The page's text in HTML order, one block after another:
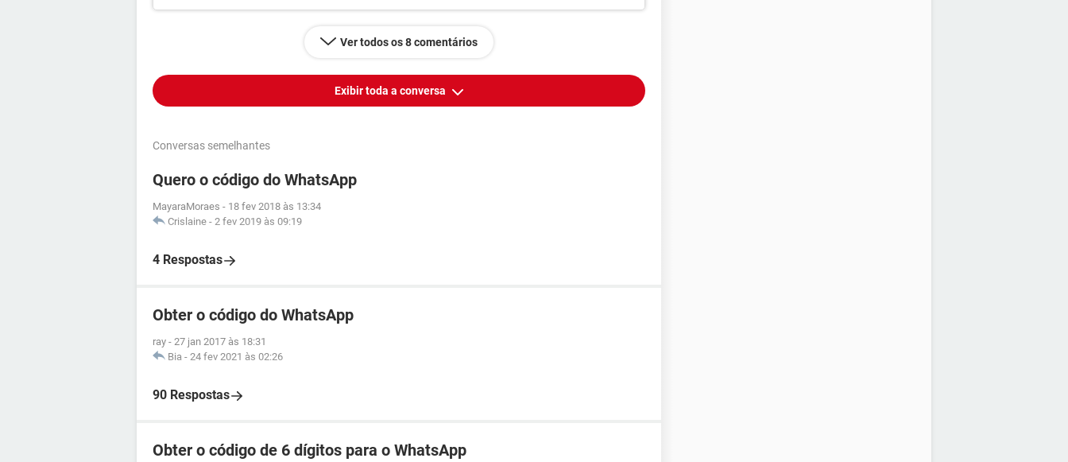
Ver todos os 8 comentários
Exibir toda a conversa
Conversas semelhantes
Quero o código do WhatsApp
MayaraMoraes - 18 fev 2018 às 13:34
Crislaine - 2 fev 2019 às 09:19
4 Respostas
Obter o código do WhatsApp
ray - 27 jan 2017 às 18:31
Bia - 24 fev 2021 às 02:26
90 Respostas
Obter o código de 6 dígitos para o WhatsApp